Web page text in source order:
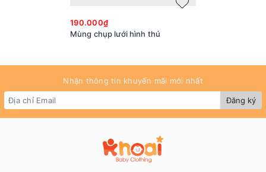
190.000₫
Mùng chụp lưới hình thú
Nhận thông tin khuyến mãi mới nhất
Đăng ký